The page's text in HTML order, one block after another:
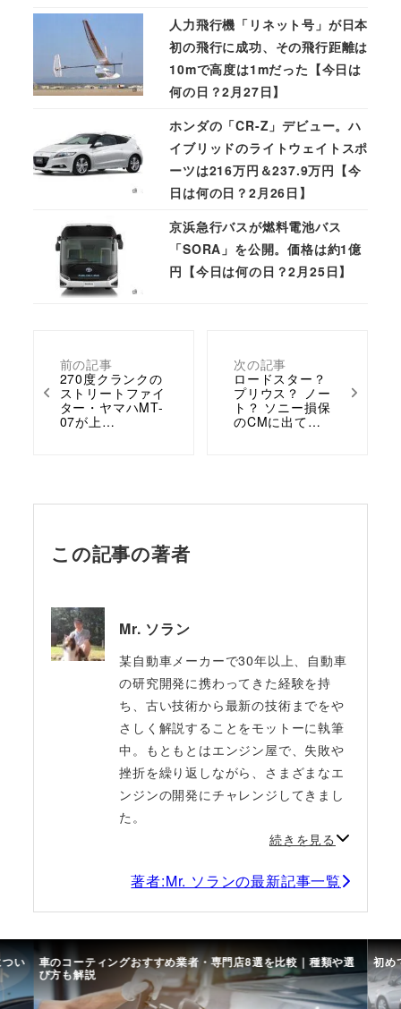
前の記事
270度クランクの
ストリートファイ
ター・ヤマハMT-
07が上…
次の記事
ロードスター？
プリウス？ ノー
ト？ ソニー損保
のCMに出て…
人力飛行機「リネット号」が日本
初の飛行に成功、その飛行距離は
10mで高度は1mだった【今日は
何の日？2月27日】
ホンダの「CR-Z」デビュー。ハ
イブリッドのライトウェイトスポ
ーツは216万円＆237.9万円【今
日は何の日？2月26日】
京浜急行バスが燃料電池バス
「SORA」を公開。価格は約1億
円【今日は何の日？2月25日】
この記事の著者
Mr. ソラン
某自動車メーカーで30年以上、自動車
の研究開発に携わってきた経験を持
ち、古い技術から最新の技術までをや
さしく解説することをモットーに執筆
中。もともとはエンジン屋で、失敗や
挫折を繰り返しながら、さまざまなエ
ンジンの開発にチャレンジしてきまし
た。
続きを見る
著者:Mr. ソランの最新記事一覧
い 車のコーティングおすすめ業者・専門店8選を比較｜種類や選
び方も解説
初め